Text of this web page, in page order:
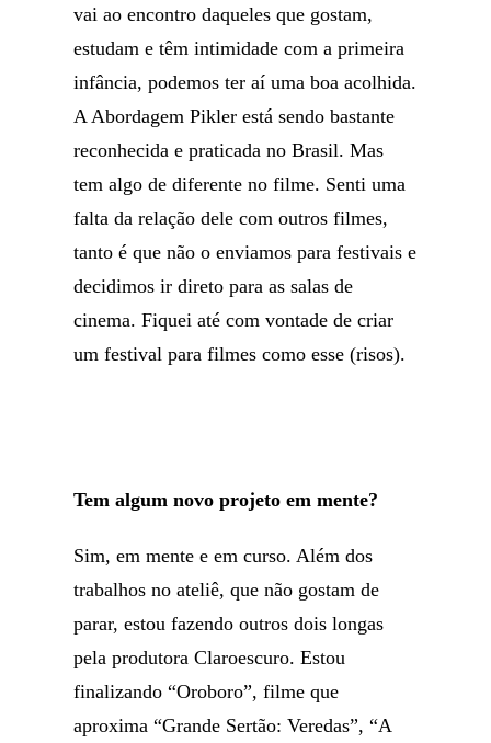
vai ao encontro daqueles que gostam,
estudam e têm intimidade com a primeira
infância, podemos ter aí uma boa acolhida.
A Abordagem Pikler está sendo bastante
reconhecida e praticada no Brasil. Mas
tem algo de diferente no filme. Senti uma
falta da relação dele com outros filmes,
tanto é que não o enviamos para festivais e
decidimos ir direto para as salas de
cinema. Fiquei até com vontade de criar
um festival para filmes como esse (risos).
Tem algum novo projeto em mente?
Sim, em mente e em curso. Além dos
trabalhos no ateliê, que não gostam de
parar, estou fazendo outros dois longas
pela produtora Claroescuro. Estou
finalizando “Oroboro”, filme que
aproxima “Grande Sertão: Veredas”, “A